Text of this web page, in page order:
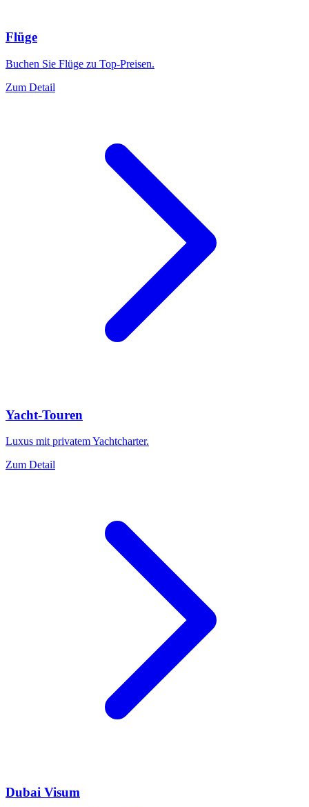
Flüge
Buchen Sie Flüge zu Top-Preisen.
Zum Detail
Yacht-Touren
Luxus mit privatem Yachtcharter.
Zum Detail
Dubai Visum